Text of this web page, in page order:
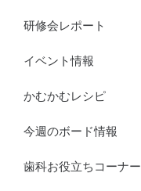
研修会レポート
イベント情報
かむかむレシピ
今週のボード情報
歯科お役立ちコーナー